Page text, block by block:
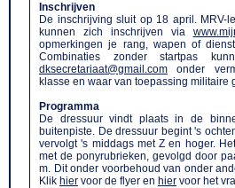
Inschrijven
De inschrijving sluit op 18 april. MRV-
kunnen zich inschrijven via
opmerkingen je rang, wapen of
Combinaties zonder startpas
dksecretariaat@gmail.com onder
klasse en waar van toepassing militaire
Programma
De dressuur vindt plaats in de
buitenpiste. De dressuur begint 's
vervolgt 's middags met Z en hoger.
met de ponyrubrieken, gevolgd door
m. Dit onder voorbehoud van onder
Klik hier voor de flyer en hier voor het